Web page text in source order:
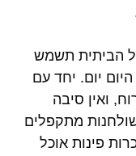
הביתית תשמש
יום. יחד עם
ואין סיבה
מתקפלים
פינות אוכל